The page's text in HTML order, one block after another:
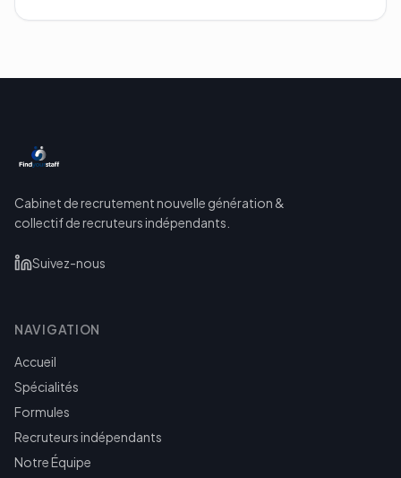
Cabinet de recrutement nouvelle génération &
collectif de recruteurs indépendants.
Suivez-nous
NAVIGATION
Accueil
Spécialités
Formules
Recruteurs indépendants
Notre Équipe